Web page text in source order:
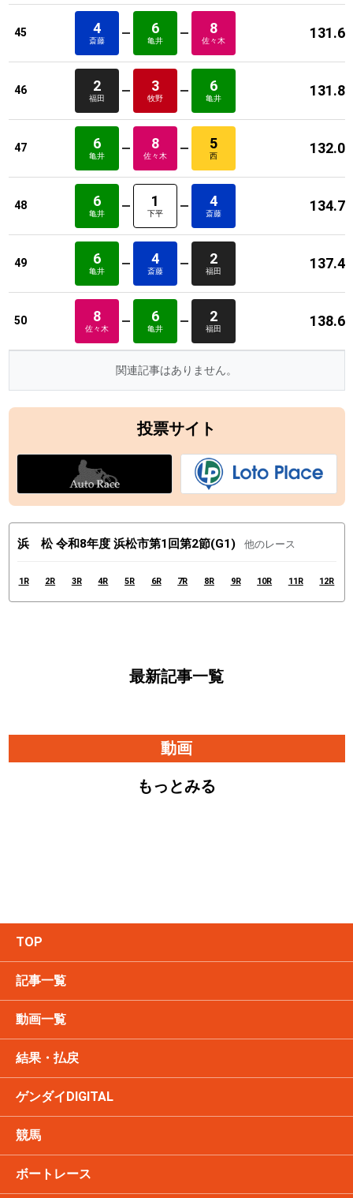
45 4
斎藤
6
亀井
8
佐々木 131.6
46 2
福田
3
牧野
6
亀井 131.8
47 6
亀井
8
佐々木
5
西 132.0
48 6
亀井
1
下平
4
斎藤 134.7
49 6
亀井
4
斎藤
2
福田 137.4
50 8
佐々木
6
亀井
2
福田 138.6
関連記事はありません。
投票サイト
浜 松 令和8年度 浜松市第1回第2節(G1) 他のレース
1R 2R 3R 4R 5R 6R 7R 8R 9R 10R 11R 12R
最新記事一覧
動画
もっとみる
TOP
記事一覧
動画一覧
結果・払戻
ゲンダイDIGITAL
競馬
ボートレース